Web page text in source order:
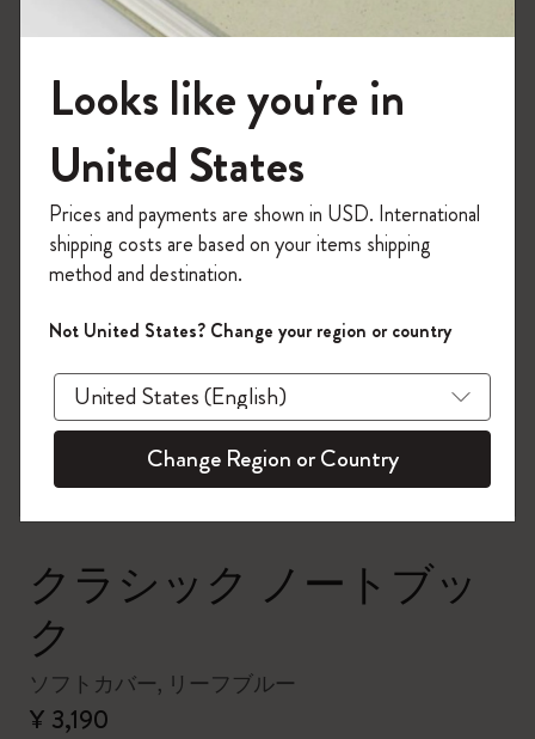
クラシック ノートブッ
ク
ソフトカバー, リーフブルー
¥ 3,190
モレスキンの世界へようこそ
「WELCOME10」を入力すると、初回注
文が10%オフ＋送料無料になります。セ
ール・アウトレット品は適用外。
Moleskineアカウントを作成して限定オフ
ァーや会員特典、さらに多くのインスピ
レーションを手に入れましょう。
今すぐ会員登録 !
Looks like you're in
United States
Prices and payments are shown in USD. International
shipping costs are based on your items shipping
method and destination.
Not United States? Change your region or country
Change Region or Country